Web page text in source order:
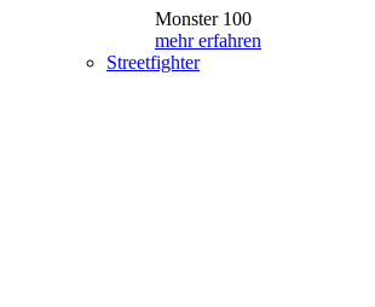
Monster 100
mehr erfahren
Streetfighter